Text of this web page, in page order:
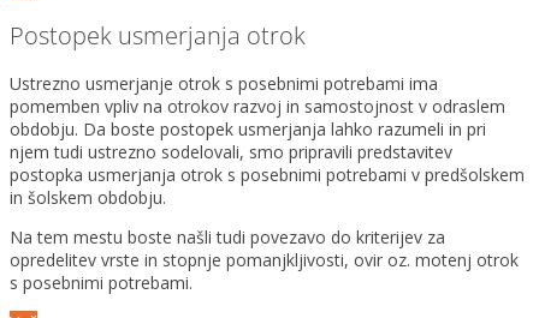
Postopek usmerjanja otrok
Ustrezno usmerjanje otrok s posebnimi potrebami ima
pomemben vpliv na otrokov razvoj in samostojnost v odraslem
obdobju. Da boste postopek usmerjanja lahko razumeli in pri
njem tudi ustrezno sodelovali, smo pripravili predstavitev
postopka usmerjanja otrok s posebnimi potrebami v predšolskem
in šolskem obdobju.
Na tem mestu boste našli tudi povezavo do kriterijev za
opredelitev vrste in stopnje pomanjkljivosti, ovir oz. motenj otrok
s posebnimi potrebami.